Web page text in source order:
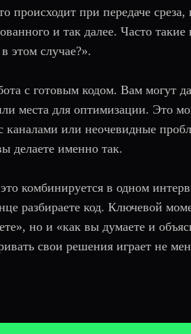
происходит при передаче
и так далее. Часто
этом случае?».
с готовым кодом. Вам могут
места для оптимизации. Это
каналами или неочевидные
делаете именно так.
комбинируется в одном
разбираете код. Ключевой
но и «как вы думаете и
свои решения играет не